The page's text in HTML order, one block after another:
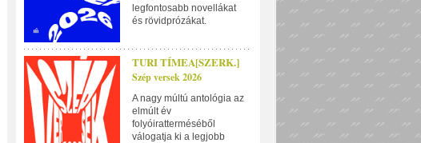
legfontosabb novellákat
és rövidprózákat.
TURI TÍMEA[SZERK.]
Szép versek 2026
A nagy múltú antológia az
elmúlt év
folyóiratterméséből
válogatja ki a legjobb